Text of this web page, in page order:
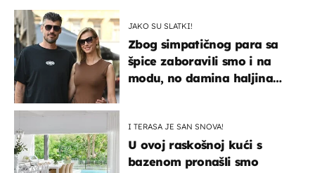
JAKO SU SLATKI!
Zbog simpatičnog para sa
špice zaboravili smo i na
modu, no damina haljina
I TERASA JE SAN SNOVA!
U ovoj raskošnoj kući s
bazenom pronašli smo